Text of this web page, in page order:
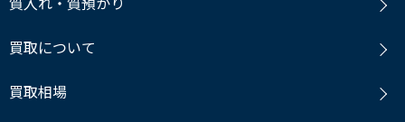
買取について
買取相場